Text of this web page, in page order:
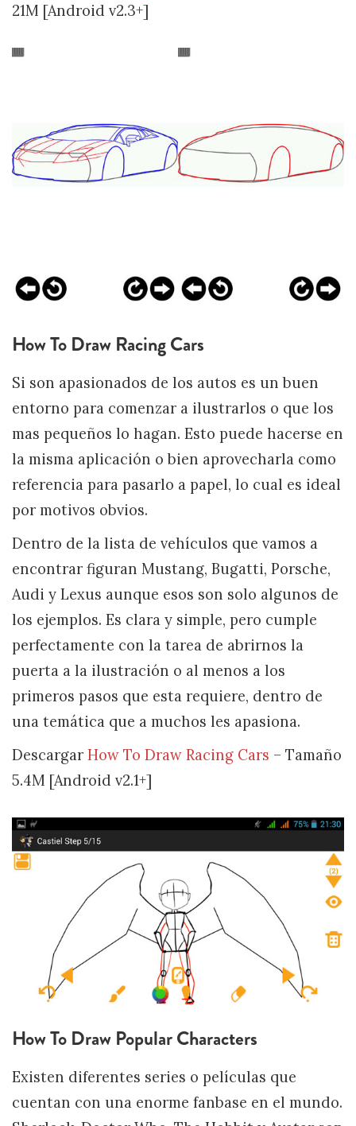
21M [Android v2.3+]
How To Draw Racing Cars
Si son apasionados de los autos es un buen
entorno para comenzar a ilustrarlos o que los
mas pequeños lo hagan. Esto puede hacerse en
la misma aplicación o bien aprovecharla como
referencia para pasarlo a papel, lo cual es ideal
por motivos obvios.
Dentro de la lista de vehículos que vamos a
encontrar figuran Mustang, Bugatti, Porsche,
Audi y Lexus aunque esos son solo algunos de
los ejemplos. Es clara y simple, pero cumple
perfectamente con la tarea de abrirnos la
puerta a la ilustración o al menos a los
primeros pasos que esta requiere, dentro de
una temática que a muchos les apasiona.
Descargar How To Draw Racing Cars – Tamaño
5.4M [Android v2.1+]
How To Draw Popular Characters
Existen diferentes series o películas que
cuentan con una enorme fanbase en el mundo.